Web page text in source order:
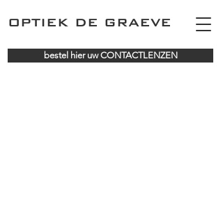
OPTIEK DE GRAEVE
bestel hier uw CONTACTLENZEN